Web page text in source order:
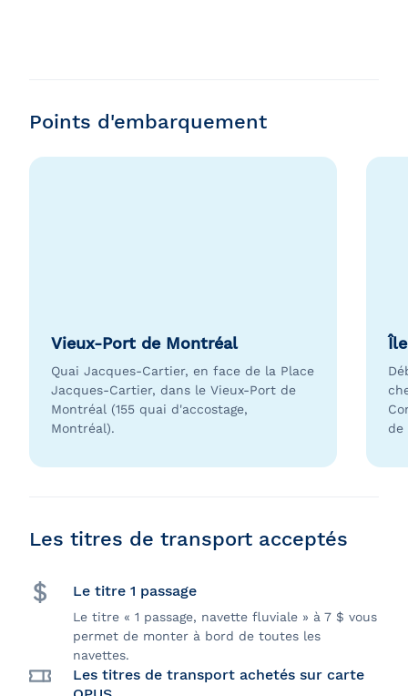
Points d'embarquement
Vieux-Port de Montréal
Quai Jacques-Cartier, en face de la Place
Jacques-Cartier, dans le Vieux-Port de
Montréal (155 quai d'accostage,
Montréal).
de
Les titres de transport acceptés
Le titre 1 passage
Le titre « 1 passage, navette fluviale » à 7 $ vous
permet de monter à bord de toutes les
navettes.
Les titres de transport achetés sur carte